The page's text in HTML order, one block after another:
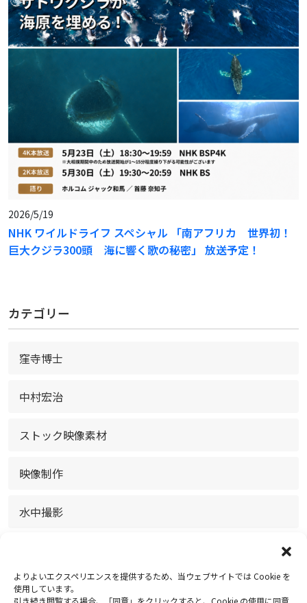
よりよいエクスペリエンスを提供するため、当ウェブサイトでは Cookie を
使用しています。
引き続き閲覧する場合、「同意」をクリックすると、Cookie の使用に同意
2026/5/19
NHK ワイルドライフ スペシャル 「南アフリカ 世界初！
巨大クジラ300頭 海に響く歌の秘密」 放送予定！
カテゴリー
窪寺博士
中村宏治
ストック映像素材
映像制作
水中撮影
お知らせ